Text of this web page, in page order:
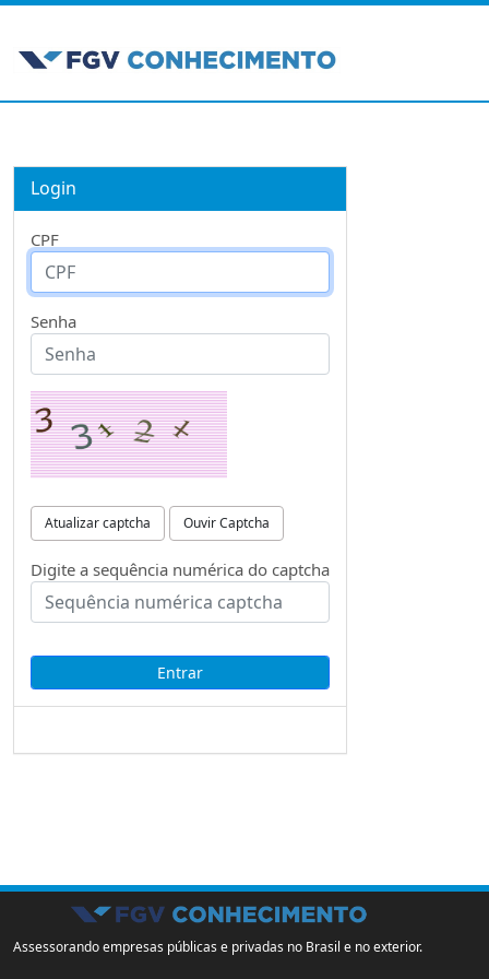
Login
CPF
Senha
Atualizar captcha Ouvir Captcha
Digite a sequência numérica do captcha
Assessorando empresas públicas e privadas no Brasil e no exterior.